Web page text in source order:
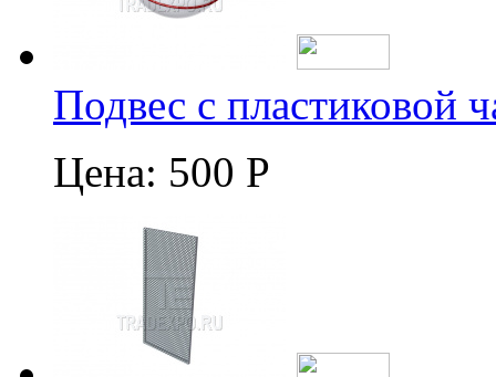
Подвес с пластиковой
Цена: 500 Р